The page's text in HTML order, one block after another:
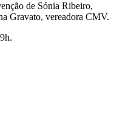
de Sónia Ribeiro,
Gravato, vereadora CMV.